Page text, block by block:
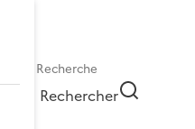
Rechercher